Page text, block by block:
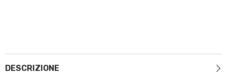
DESCRIZIONE